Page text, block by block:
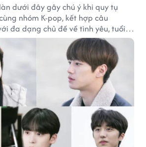
dưới đây gây chú ý khi quy tụ
nhóm K-pop, kết hợp câu
đa dạng chủ đề về tình yêu, tuổi